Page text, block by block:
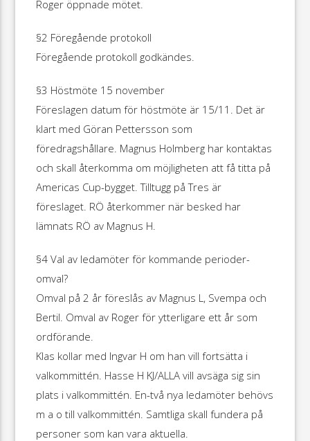
Roger öppnade mötet.
§2 Föregående protokoll
Föregående protokoll godkändes.
§3 Höstmöte 15 november
Föreslagen datum för höstmöte är 15/11. Det är
klart med Göran Pettersson som
föredragshållare. Magnus Holmberg har kontaktas
och skall återkomma om möjligheten att få titta på
Americas Cup-bygget. Tilltugg på Tres är
föreslaget. RÖ återkommer när besked har
lämnats RÖ av Magnus H.
§4 Val av ledamöter för kommande perioder-
omval?
Omval på 2 år föreslås av Magnus L, Svempa och
Bertil. Omval av Roger för ytterligare ett år som
ordförande.
Klas kollar med Ingvar H om han vill fortsätta i
valkommittén. Hasse H KJ/ALLA vill avsäga sig sin
plats i valkommittén. En-två nya ledamöter behövs
m a o till valkommittén. Samtliga skall fundera på
personer som kan vara aktuella.